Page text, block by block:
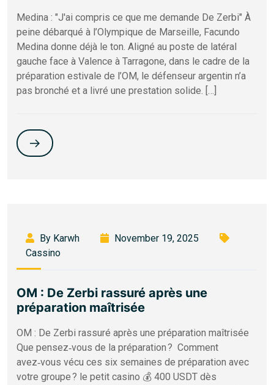
Medina : "J'ai compris ce que me demande De Zerbi" À
peine débarqué à l’Olympique de Marseille, Facundo
Medina donne déjà le ton. Aligné au poste de latéral
gauche face à Valence à Tarragone, dans le cadre de la
préparation estivale de l’OM, le défenseur argentin n’a
pas bronché et a livré une prestation solide. […]
By Karwh
November 19, 2025
Cassino
OM : De Zerbi rassuré après une
préparation maîtrisée
OM : De Zerbi rassuré après une préparation maîtrisée
Que pensez‑vous de la préparation ? Comment
avez‑vous vécu ces six semaines de préparation avec
votre groupe ? le petit casino 💰 400 USDT dès